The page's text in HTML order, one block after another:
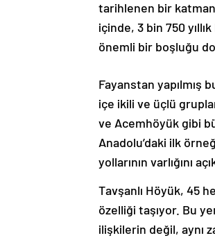
tarihlenen bir
içinde, 3 bin 750
önemli bir boşluğu
Fayanstan yapılmış
içe ikili ve üçlü
ve Acemhöyük gibi
Anadolu’daki ilk
yollarının varlığını
Tavşanlı Höyük, 45
özelliği taşıyor. Bu
ilişkilerin değil, aynı